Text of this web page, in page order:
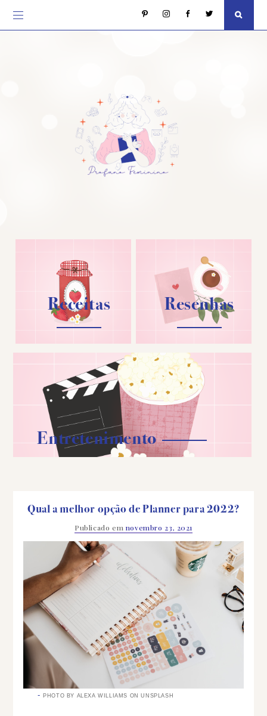
Receitas Resenhas
Entretenimento
Qual a melhor opção de Planner para 2022?
Publicado em novembro 23, 2021
PHOTO BY ALEXA WILLIAMS ON UNSPLASH